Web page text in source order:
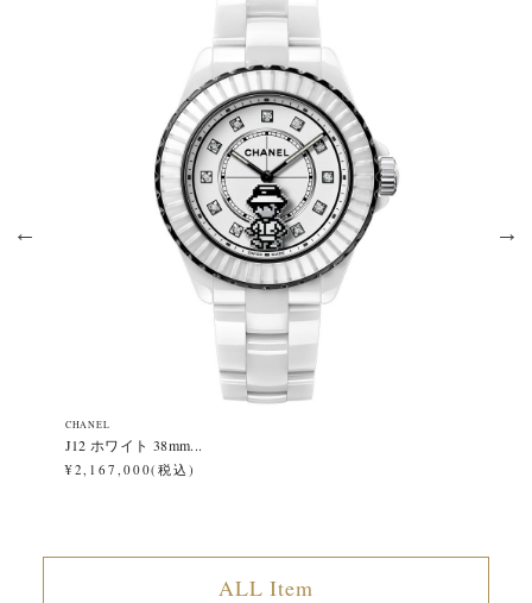
CHANEL
J12 ホワイト 38mm...
¥2,167,000(税込)
ALL Item